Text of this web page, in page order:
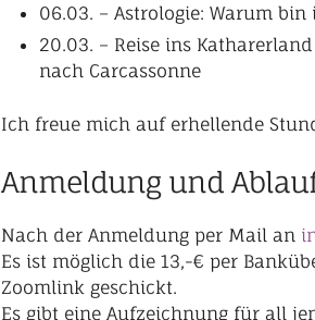
06.03. – Astrologie: Warum
20.03. – Reise ins
nach Carcassonne
Ich freue mich auf erhellende
Anmeldung und
Nach der Anmeldung per Mail an
Es ist möglich die 13,-€ per
Zoomlink geschickt.
Es gibt eine Aufzeichnung für all